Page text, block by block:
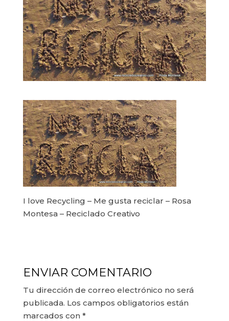
I love Recycling – Me gusta reciclar – Rosa
Montesa – Reciclado Creativo
ENVIAR COMENTARIO
Tu dirección de correo electrónico no será
publicada. Los campos obligatorios están
marcados con *